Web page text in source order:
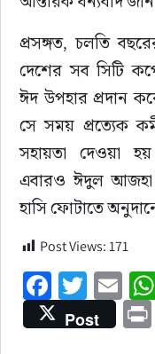
প্রসঙ্গত, চলতি
দেশের সব সিটি
ঈদ উপহার প্রদান
সে সময় প্রত্যেক
সহায়তা দেওয়া
এবারও ঈদুল আজহা
হাসি ফোটাতে
Post Views:171
Post